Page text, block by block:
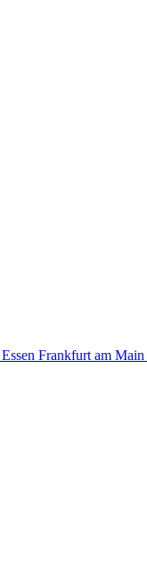
Essen Frankfurt am Main